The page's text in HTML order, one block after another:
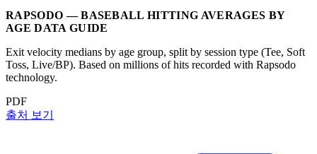
RAPSODO — BASEBALL HITTING AVERAGES BY
AGE DATA GUIDE
Exit velocity medians by age group, split by session type (Tee, Soft
Toss, Live/BP). Based on millions of hits recorded with Rapsodo
technology.
PDF
출처 보기